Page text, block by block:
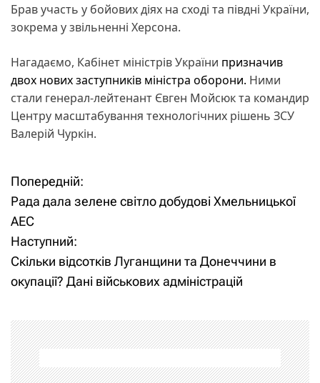
Брав участь у бойових діях на сході та півдні України,
зокрема у звільненні Херсона.
Нагадаємо, Кабінет міністрів України призначив
двох нових заступників міністра оборони. Ними
стали генерал-лейтенант Євген Мойсюк та командир
Центру масштабування технологічних рішень ЗСУ
Валерій Чуркін.
Н
а
в
і
а
ц
Попередній:
Рада дала зелене світло добудові Хмельницької
АЕС
Наступний:
Скільки відсотків Луганщини та Донеччини в
окупації? Дані військових адміністрацій